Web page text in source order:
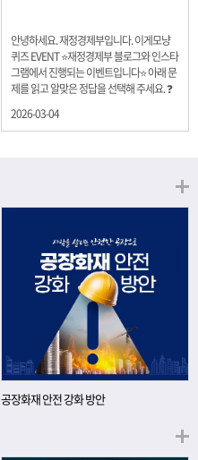
다.
안녕하세요. 재정경제부입니다. 이게모냥
퀴즈 EVENT ⭐재정경제부 블로그와 인스타
그램에서 진행되는 이벤트입니다⭐ 아래 문
제를 읽고 알맞은 정답을 선택해 주세요. ❓
을 보이고 있는 개인투자용 국채를 3월에는
20년물 300억원입니다. 그렇다면 3월 개인
1,800억원 ④ 2,000억원 이벤트 안내 응모
기간: 2026년 3월 4일(수) ~ 3월 9일(월) 경
품: 커피쿠폰 (60명) 참여.......
2026-03-04
공장화재 안전 강화 방안